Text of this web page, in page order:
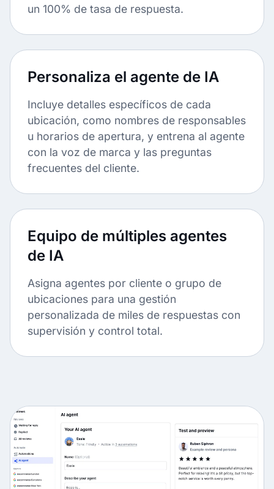
un 100% de tasa de respuesta.
Personaliza el agente de IA
Incluye detalles específicos de cada
ubicación, como nombres de responsables
u horarios de apertura, y entrena al agente
con la voz de marca y las preguntas
frecuentes del cliente.
Equipo de múltiples agentes
de IA
Asigna agentes por cliente o grupo de
ubicaciones para una gestión
personalizada de miles de respuestas con
supervisión y control total.